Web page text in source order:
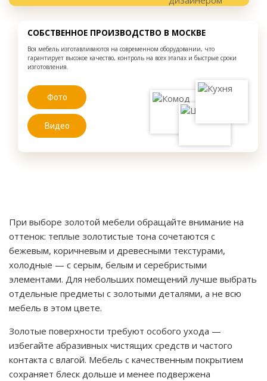
СОБСТВЕННОЕ ПРОИЗВОДСТВО В МОСКВЕ
Вся мебель изготавливаются на современном оборудовании, что
гарантирует высокое качество, контроль на всех этапах и быстрые сроки
изготовления.
Фото
Видео
При выборе золотой мебели обращайте внимание на
оттенок: теплые золотистые тона сочетаются с
бежевым, коричневым и древесными текстурами,
холодные — с серым, белым и серебристыми
элементами. Для небольших помещений лучше выбрать
отдельные предметы с золотыми деталями, а не всю
мебель в этом цвете.
Золотые поверхности требуют особого ухода —
избегайте абразивных чистящих средств и частого
контакта с влагой. Мебель с качественным покрытием
сохраняет блеск дольше и менее подвержена